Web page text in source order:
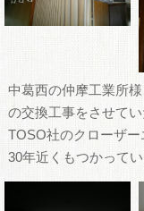
中葛西の仲摩工業所
の交換工事をさせて
TOSO社のクローザ
30年近くもつかって